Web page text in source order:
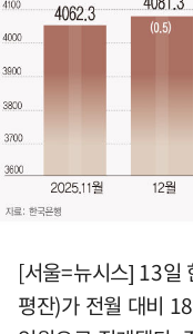
[서울=뉴시스] 13일
평잔)가 전월 대비